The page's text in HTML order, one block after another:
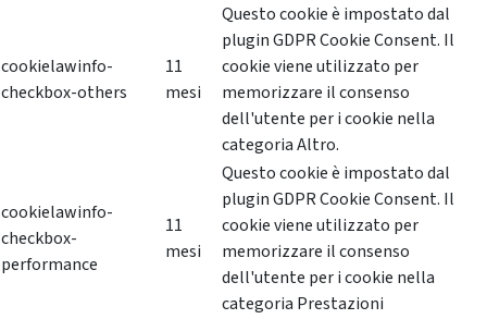
cookielawinfo-
checkbox-others
11
mesi
Questo cookie è impostato dal
plugin GDPR Cookie Consent. Il
cookie viene utilizzato per
memorizzare il consenso
dell'utente per i cookie nella
categoria Altro.
cookielawinfo-
checkbox-
performance
11
mesi
Questo cookie è impostato dal
plugin GDPR Cookie Consent. Il
cookie viene utilizzato per
memorizzare il consenso
dell'utente per i cookie nella
categoria Prestazioni